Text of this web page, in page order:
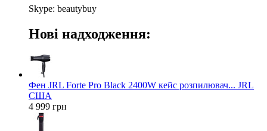
Skype: beautybuy
Нові надходження:
Фен JRL Forte Pro Black 2400W кейс розпилювач... JRL
США
4 999 грн